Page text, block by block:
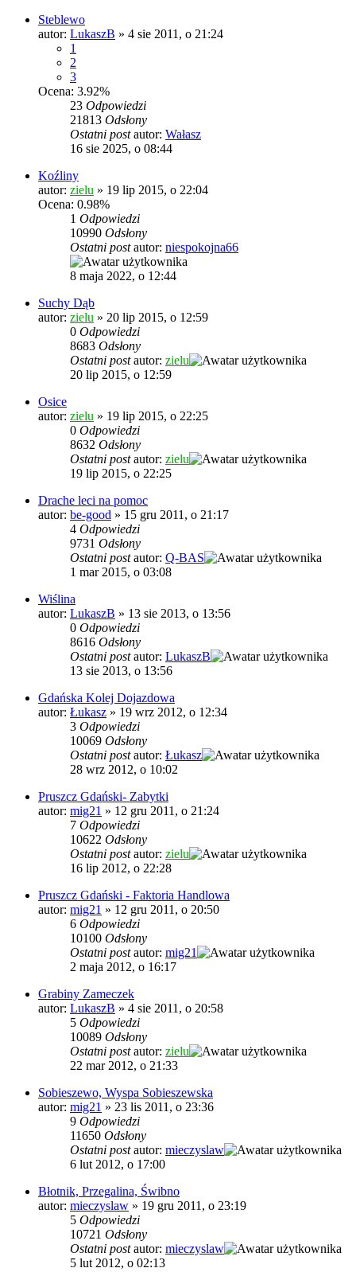
Steblewo
autor: LukaszB » 4 sie 2011, o 21:24
1
2
3
Ocena: 3.92%
23 Odpowiedzi
21813 Odsłony
Ostatni postautor: Wałasz
16 sie 2025, o 08:44
Koźliny
autor: zielu » 19 lip 2015, o 22:04
Ocena: 0.98%
1 Odpowiedzi
10990 Odsłony
Ostatni postautor: niespokojna66
8 maja 2022, o 12:44
Suchy Dąb
autor: zielu » 20 lip 2015, o 12:59
0 Odpowiedzi
8683 Odsłony
Ostatni postautor: zielu
20 lip 2015, o 12:59
Osice
autor: zielu » 19 lip 2015, o 22:25
0 Odpowiedzi
8632 Odsłony
Ostatni postautor: zielu
19 lip 2015, o 22:25
Drache leci na pomoc
autor: be-good » 15 gru 2011, o 21:17
4 Odpowiedzi
9731 Odsłony
Ostatni postautor: Q-BAS
1 mar 2015, o 03:08
Wiślina
autor: LukaszB » 13 sie 2013, o 13:56
0 Odpowiedzi
8616 Odsłony
Ostatni postautor: LukaszB
13 sie 2013, o 13:56
Gdańska Kolej Dojazdowa
autor: Łukasz » 19 wrz 2012, o 12:34
3 Odpowiedzi
10069 Odsłony
Ostatni postautor: Łukasz
28 wrz 2012, o 10:02
Pruszcz Gdański- Zabytki
autor: mig21 » 12 gru 2011, o 21:24
7 Odpowiedzi
10622 Odsłony
Ostatni postautor: zielu
16 lip 2012, o 22:28
Pruszcz Gdański - Faktoria Handlowa
autor: mig21 » 12 gru 2011, o 20:50
6 Odpowiedzi
10100 Odsłony
Ostatni postautor: mig21
2 maja 2012, o 16:17
Grabiny Zameczek
autor: LukaszB » 4 sie 2011, o 20:58
5 Odpowiedzi
10089 Odsłony
Ostatni postautor: zielu
22 mar 2012, o 21:33
Sobieszewo, Wyspa Sobieszewska
autor: mig21 » 23 lis 2011, o 23:36
9 Odpowiedzi
11650 Odsłony
Ostatni postautor: mieczyslaw
6 lut 2012, o 17:00
Błotnik, Przegalina, Świbno
autor: mieczyslaw » 19 gru 2011, o 23:19
5 Odpowiedzi
10721 Odsłony
Ostatni postautor: mieczyslaw
5 lut 2012, o 02:13